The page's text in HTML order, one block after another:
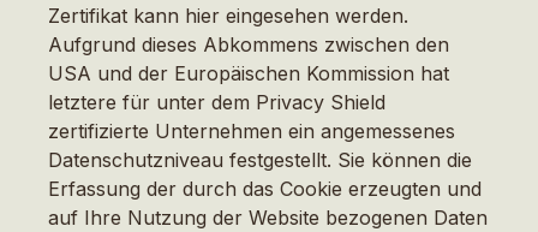
Zertifikat kann hier eingesehen werden.
Aufgrund dieses Abkommens zwischen den
USA und der Europäischen Kommission hat
letztere für unter dem Privacy Shield
zertifizierte Unternehmen ein angemessenes
Datenschutzniveau festgestellt. Sie können die
Erfassung der durch das Cookie erzeugten und
auf Ihre Nutzung der Website bezogenen Daten